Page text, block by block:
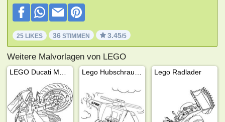
25 LIKES 36 STIMMEN 3.45/5
Weitere Malvorlagen von LEGO
Lego Radlader